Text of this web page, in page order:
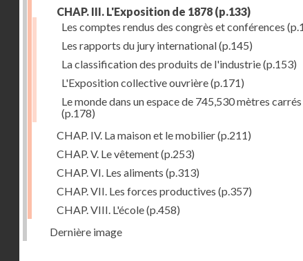
CHAP. III. L'Exposition de 1878 (p.133)
Les comptes rendus des congrès et conférences
Les rapports du jury international(p.145)
La classification des produits de l'industrie(p.153)
L'Exposition collective ouvrière(p.171)
Le monde dans un espace de 745,530 mètres carrés
(p.178)
CHAP. IV. La maison et le mobilier(p.211)
CHAP. V. Le vêtement(p.253)
CHAP. VI. Les aliments (p.313)
CHAP. VII. Les forces productives (p.357)
CHAP. VIII. L'école(p.458)
Dernière image